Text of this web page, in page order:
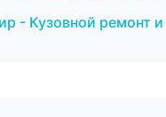
- Кузовной ремонт